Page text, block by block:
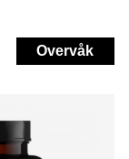
Overvåk